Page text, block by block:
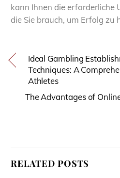
kann Ihnen die erforderliche
die Sie brauch, um Erfolg zu
Ideal Gambling
Techniques: A
Athletes
The Advantages of
RELATED POSTS